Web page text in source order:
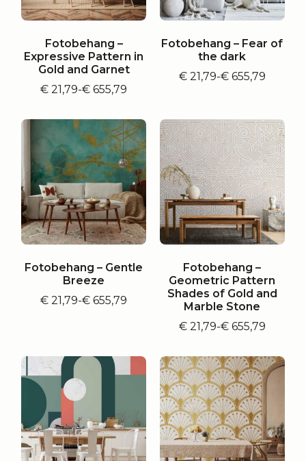
Fotobehang –
Expressive Pattern in
Gold and Garnet
€ 21,79-€ 655,79
Prijsklasse:
tot
€ 655,79
Fotobehang – Fear of
the dark
€21,79-€655,79
Prijsklasse:
€ 655,79
Fotobehang – Gentle
Breeze
€ 21,79-€ 655,79
Prijsklasse:
Fotobehang –
Geometric Pattern
Shades of Gold and
Marble Stone
€21,79-€655,79
Prijsklasse:
tot
€ 655,79